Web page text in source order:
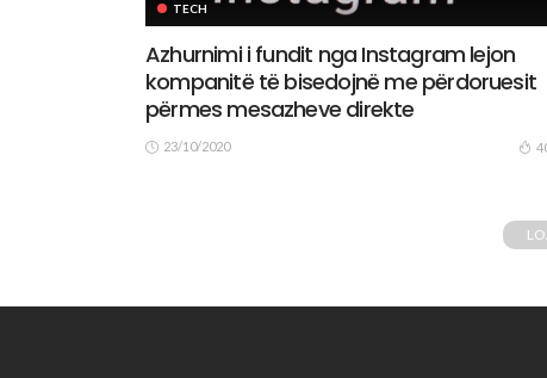
TECH
Azhurnimi i fundit nga Instagram lejon
kompanitë të bisedojnë me përdoruesit
përmes mesazheve direkte
23/10/2020